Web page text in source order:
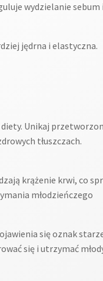
wydzielanie sebum i
jędrna i elastyczna.
Unikaj
tłuszczach.
krążenie krwi, co
młodzieńczego
się oznak
się i utrzymać